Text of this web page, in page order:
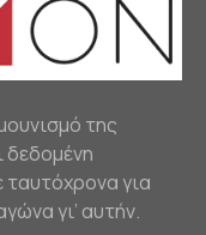
της
δεδομένη
για
γι’ αυτήν.